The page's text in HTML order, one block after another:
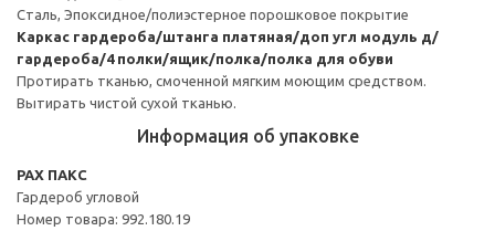
Сталь, Эпоксидное/полиэстерное порошковое покрытие
Каркас гардероба/штанга платяная/доп угл модуль д/
гардероба/4 полки/ящик/полка/полка для обуви
Протирать тканью, смоченной мягким моющим средством.
Вытирать чистой сухой тканью.
Информация об упаковке
PAX ПАКС
Гардероб угловой
Номер товара: 992.180.19